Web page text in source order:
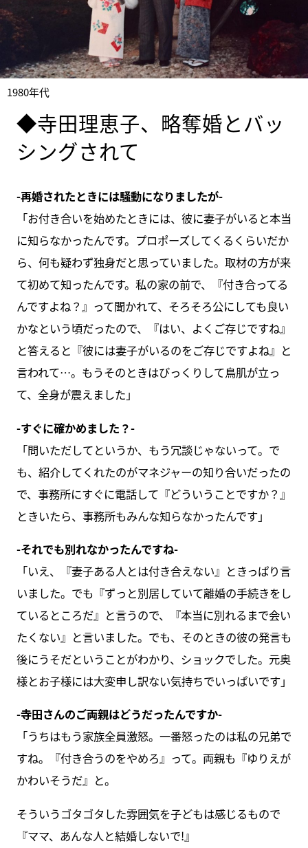
1980年代
◆寺田理恵子、略奪婚とバッ
シングされて
-再婚されたときには騒動になりましたが-
「お付き合いを始めたときには、彼に妻子がいると本当
に知らなかったんです。プロポーズしてくるくらいだか
ら、何も疑わず独身だと思っていました。取材の方が来
て初めて知ったんです。私の家の前で、『付き合ってる
んですよね？』って聞かれて、そろそろ公にしても良い
かなという頃だったので、『はい、よくご存じですね』
と答えると『彼には妻子がいるのをご存じですよね』と
言われて…。もうそのときはびっくりして鳥肌が立っ
て、全身が震えました」
-すぐに確かめました？-
「問いただしてというか、もう冗談じゃないって。で
も、紹介してくれたのがマネジャーの知り合いだったの
で、事務所にすぐに電話して『どういうことですか？』
ときいたら、事務所もみんな知らなかったんです」
-それでも別れなかったんですね-
「いえ、『妻子ある人とは付き合えない』ときっぱり言
いました。でも『ずっと別居していて離婚の手続きをし
ているところだ』と言うので、『本当に別れるまで会い
たくない』と言いました。でも、そのときの彼の発言も
後にうそだということがわかり、ショックでした。元奥
様とお子様には大変申し訳ない気持ちでいっぱいです」
-寺田さんのご両親はどうだったんですか-
「うちはもう家族全員激怒。一番怒ったのは私の兄弟で
すね。『付き合うのをやめろ』って。両親も『ゆりえが
かわいそうだ』と。
そういうゴタゴタした雰囲気を子どもは感じるもので
『ママ、あんな人と結婚しないで!』